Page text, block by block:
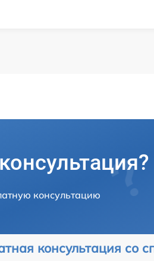
консультацию
консультация со